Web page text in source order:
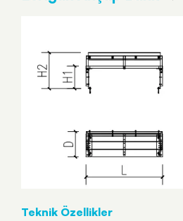
Teknik Özellikler